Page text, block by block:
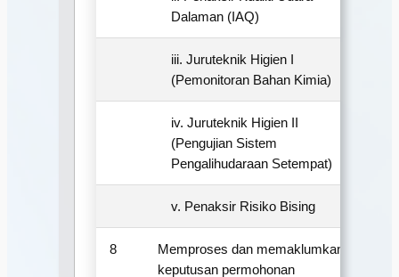
Dalaman (IAQ)
iii. Juruteknik Higien I
(Pemonitoran Bahan Kimia)
iv. Juruteknik Higien II
(Pengujian Sistem
Pengalihudaraan Setempat)
v. Penaksir Risiko Bising
8
Memproses dan memaklumkan
keputusan permohonan